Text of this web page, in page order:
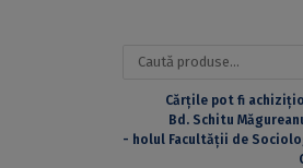
Caută
Cărțile pot fi
Bd. Schitu
- holul Facultății de